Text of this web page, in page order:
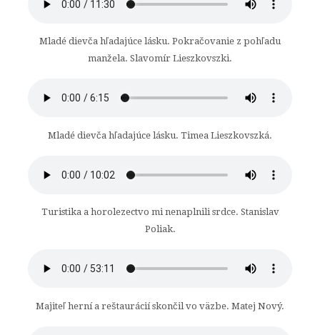
Mladé dievča hľadajúce lásku. Pokračovanie z pohľadu
manžela. Slavomír Lieszkovszki.
Mladé dievča hľadajúce lásku. Timea Lieszkovszká.
Turistika a horolezectvo mi nenaplnili srdce. Stanislav
Poliak.
Majiteľ herní a reštaurácií skončil vo väzbe. Matej Nový.